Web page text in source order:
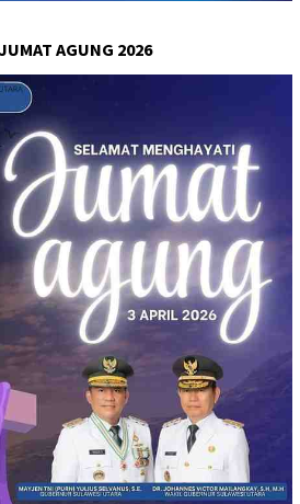
AGUNG 2026